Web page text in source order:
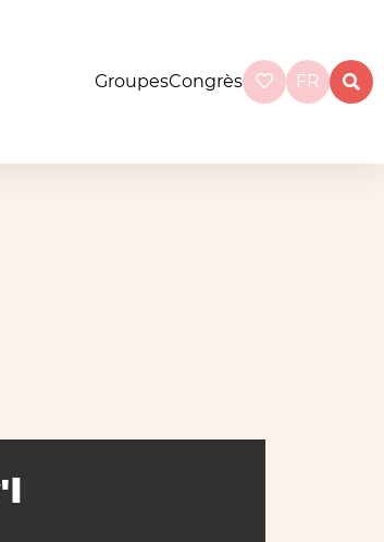
GroupesCongrès FR